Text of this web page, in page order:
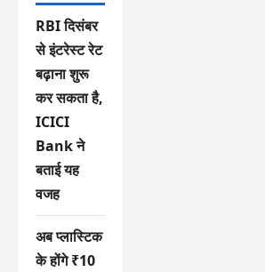
RBI दिसंबर
से इंटरेस्ट रेट
बढ़ाना शुरू
कर सकता है,
ICICI
Bank ने
बताई यह
वजह
अब प्लास्टिक
के होंगे ₹10